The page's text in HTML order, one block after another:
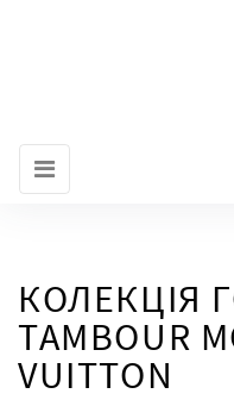
КОЛЕКЦІЯ
TAMBOUR
VUITTON